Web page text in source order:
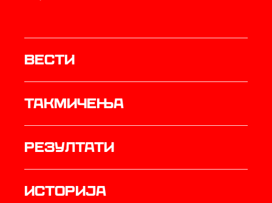
Вести
Такмичења
резултати
историја